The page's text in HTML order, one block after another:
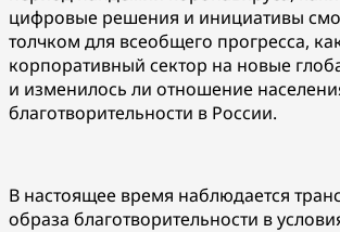
цифровые решения и инициативы
толчком для всеобщего прогресса,
корпоративный сектор на новые
и изменилось ли отношение
благотворительности в России.
В настоящее время наблюдается
образа благотворительности в